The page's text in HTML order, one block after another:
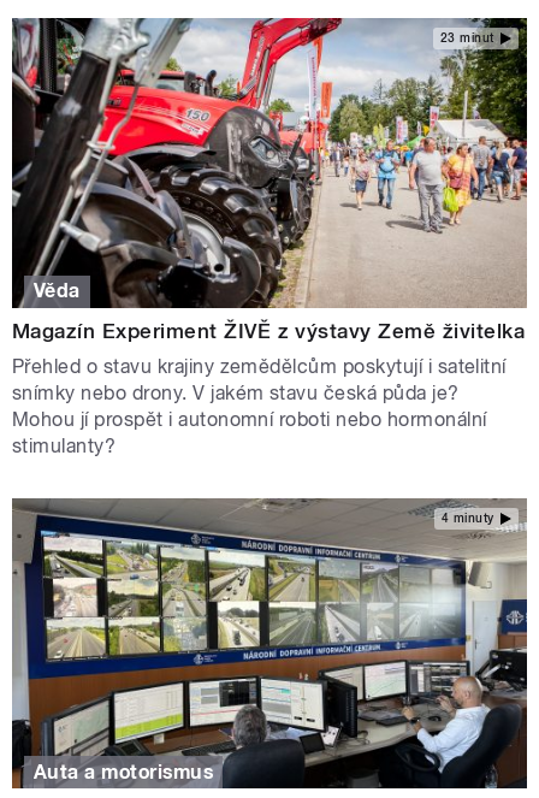
23 minut
Věda
Magazín Experiment ŽIVĚ z výstavy Země živitelka
Přehled o stavu krajiny zemědělcům poskytují i satelitní
snímky nebo drony. V jakém stavu česká půda je?
Mohou jí prospět i autonomní roboti nebo hormonální
stimulanty?
4 minuty
Auta a motorismus